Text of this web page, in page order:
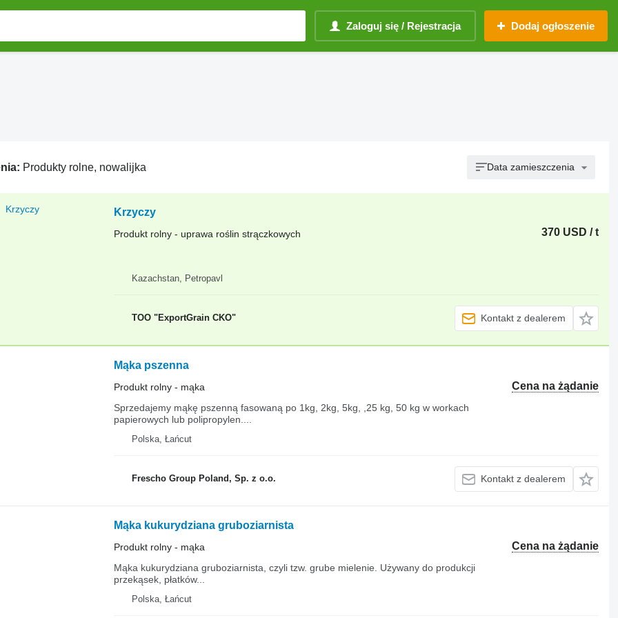
Zaloguj się / Rejestracja Dodaj ogłoszenie
Produkty rolne, nowalijka Data zamieszczenia
Krzyczy
370 USD / t
Produkt rolny - uprawa roślin strączkowych
Kazachstan, Petropavl
TOO "ExportGrain CKO" Kontakt z dealerem
Mąka pszenna
Cena na żądanie
Produkt rolny - mąka
Sprzedajemy mąkę pszenną fasowaną po 1kg, 2kg, 5kg, ,25 kg, 50 kg w workach
papierowych lub polipropylen....
Polska, Łańcut
Frescho Group Poland, Sp. z o.o. Kontakt z dealerem
Mąka kukurydziana gruboziarnista
Cena na żądanie
Produkt rolny - mąka
Mąka kukurydziana gruboziarnista, czyli tzw. grube mielenie. Używany do produkcji
przekąsek, płatków...
Polska, Łańcut